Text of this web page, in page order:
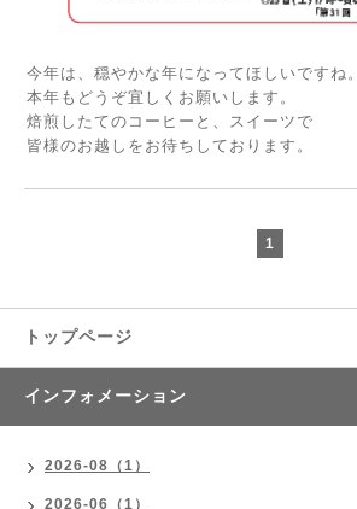
今年は、穏やかな年になってほしいですね。
本年もどうぞ宜しくお願いします。
焙煎したてのコーヒーと、スイーツで
皆様のお越しをお待ちしております。
1
トップページ
インフォメーション
2026-08（1）
2026-06（1）